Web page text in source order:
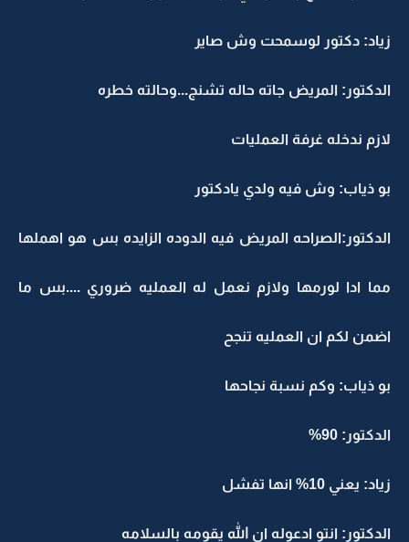
زياد: دكتور لوسمحت وش صاير
الدكتور: المريض جاته حاله تشنج...وحالته خطره
لازم ندخله غرفة العمليات
بو ذياب: وش فيه ولدي يادكتور
الدكتور:الصراحه المريض فيه الدوده الزايده بس هو اهملها
مما ادا لورمها ولازم نعمل له العمليه ضروري ....بس ما
اضمن لكم ان العمليه تنجح
بو ذياب: وكم نسبة نجاحها
الدكتور: 90%
زياد: يعني 10% انها تفشل
الدكتور: انتو ادعوله ان الله يقومه بالسلامه